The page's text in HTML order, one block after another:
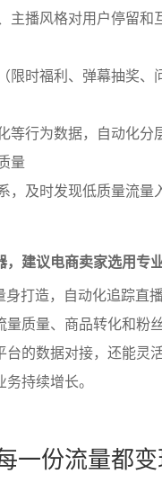
播风格对用户停留和
限时福利、弹幕抽奖、
等行为数据，自动化
量
，及时发现低质量流量
建议电商卖家选用专
身打造，自动化追踪直
质量、商品转化和粉
的数据对接，还能灵
持续增长。
一份流量都